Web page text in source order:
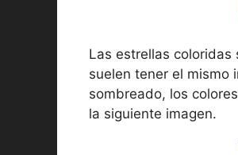
Las estrellas coloridas
suelen tener el mismo
sombreado, los
la siguiente imagen.